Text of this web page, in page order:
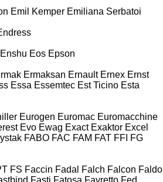
Emil Kemper Emiliana Serbatoi
Enshu Eos Epson
Ermaksan Ernault Ernex Ernst
Essa Essemtec Est Ticino Esta
Eurogen Euromac Euromacchine
Evo Ewag Exact Exaktor Excel
FABO FAC FAM FAT FFI FG
FS Faccin Fadal Falch Falcon Faldo
Fasti Fatosa Favretto Fed